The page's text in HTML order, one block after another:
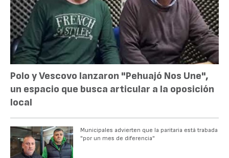
Polo y Vescovo lanzaron "Pehuajó Nos Une",
un espacio que busca articular a la oposición
local
Municipales advierten que la paritaria está trabada
"por un mes de diferencia"